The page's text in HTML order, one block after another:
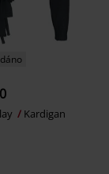
Kardigan